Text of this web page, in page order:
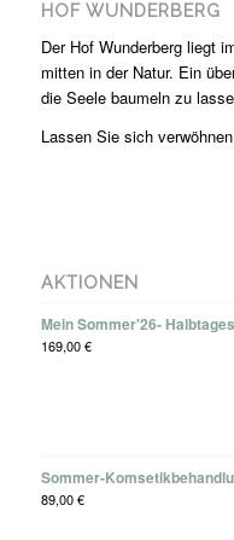
HOF WUNDERBERG
Der Hof Wunderberg liegt
mitten in der Natur. Ein
die Seele baumeln zu
Lassen Sie sich
AKTIONEN
Mein Sommer'26-
169,00€
Sommer-
89,00€